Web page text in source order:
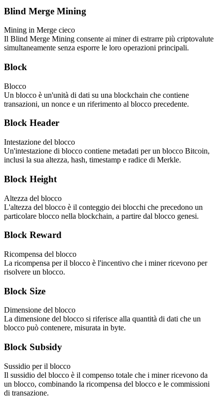
Blind Merge Mining
Mining in Merge cieco
Il Blind Merge Mining consente ai miner di estrarre più criptovalute
simultaneamente senza esporre le loro operazioni principali.
Block
Blocco
Un blocco è un'unità di dati su una blockchain che contiene
transazioni, un nonce e un riferimento al blocco precedente.
Block Header
Intestazione del blocco
Un'intestazione di blocco contiene metadati per un blocco Bitcoin,
inclusi la sua altezza, hash, timestamp e radice di Merkle.
Block Height
Altezza del blocco
L'altezza del blocco è il conteggio dei blocchi che precedono un
particolare blocco nella blockchain, a partire dal blocco genesi.
Block Reward
Ricompensa del blocco
La ricompensa per il blocco è l'incentivo che i miner ricevono per
risolvere un blocco.
Block Size
Dimensione del blocco
La dimensione del blocco si riferisce alla quantità di dati che un
blocco può contenere, misurata in byte.
Block Subsidy
Sussidio per il blocco
Il sussidio del blocco è il compenso totale che i miner ricevono da
un blocco, combinando la ricompensa del blocco e le commissioni
di transazione.